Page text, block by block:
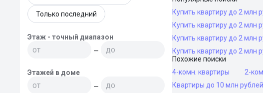
Только последний
Этаж - точный диапазон
—
Этажей в доме
—
Купить квартиру до 2 млн
Купить квартиру до 2 млн
Купить квартиру до 2 млн
Купить квартиру до 2 млн
Похожие поиски
4-комн. квартиры
2-
Квартиры до 10 млн рублей